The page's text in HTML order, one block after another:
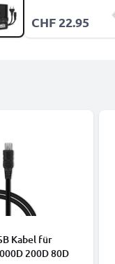
CHF 22.95
Kabel für
200D 80D